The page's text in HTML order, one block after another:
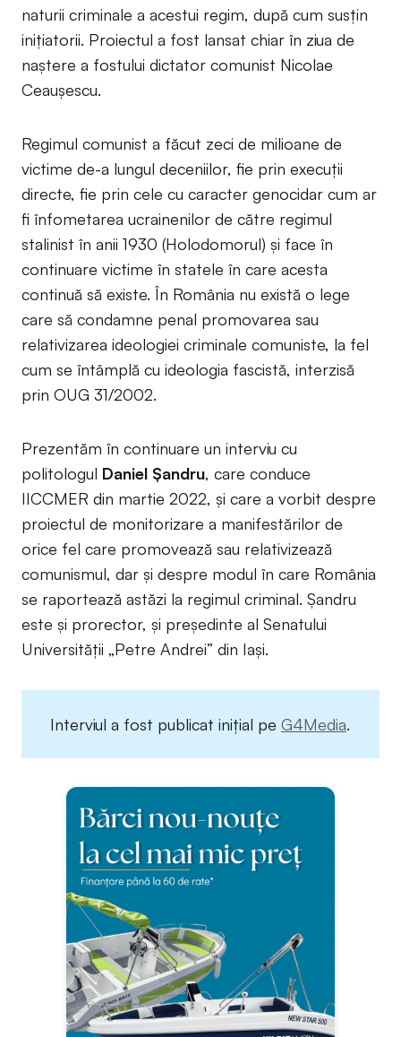
naturii criminale a acestui regim, după cum susțin
inițiatorii. Proiectul a fost lansat chiar în ziua de
naștere a fostului dictator comunist Nicolae
Ceaușescu.
Regimul comunist a făcut zeci de milioane de
victime de-a lungul deceniilor, fie prin execuții
directe, fie prin cele cu caracter genocidar cum ar
fi înfometarea ucrainenilor de către regimul
stalinist în anii 1930 (Holodomorul) și face în
continuare victime în statele în care acesta
continuă să existe. În România nu există o lege
care să condamne penal promovarea sau
relativizarea ideologiei criminale comuniste, la fel
cum se întâmplă cu ideologia fascistă, interzisă
prin OUG 31/2002.
Prezentăm în continuare un interviu cu
politologul Daniel Șandru, care conduce
IICCMER din martie 2022, și care a vorbit despre
proiectul de monitorizare a manifestărilor de
orice fel care promovează sau relativizează
comunismul, dar și despre modul în care România
se raportează astăzi la regimul criminal. Șandru
este și prorector, și președinte al Senatului
Universității „Petre Andrei” din Iași.
Interviul a fost publicat inițial pe G4Media.